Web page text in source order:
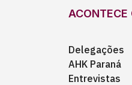
ACONTECE
Delegações
AHK Paraná
Entrevistas